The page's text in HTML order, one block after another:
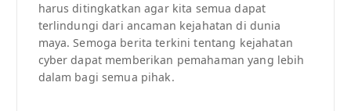
harus ditingkatkan agar kita semua dapat
terlindungi dari ancaman kejahatan di dunia
maya. Semoga berita terkini tentang kejahatan
cyber dapat memberikan pemahaman yang lebih
dalam bagi semua pihak.